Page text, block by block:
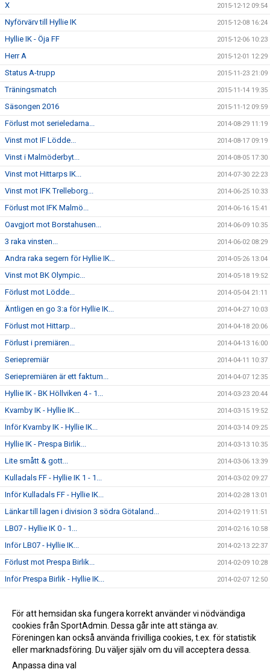
X 2015-12-12 09:54
Nyförvärv till Hyllie IK 2015-12-08 16:24
Hyllie IK - Öja FF 2015-12-06 10:23
Herr A 2015-12-01 12:29
Status A-trupp 2015-11-23 21:09
Träningsmatch 2015-11-14 19:35
Säsongen 2016 2015-11-12 09:59
Förlust mot serieledarna... 2014-08-29 11:19
Vinst mot IF Lödde... 2014-08-17 09:19
Vinst i Malmöderbyt... 2014-08-05 17:30
Vinst mot Hittarps IK... 2014-07-30 22:23
Vinst mot IFK Trelleborg... 2014-06-25 10:33
Förlust mot IFK Malmö... 2014-06-16 15:41
Oavgjort mot Borstahusen... 2014-06-09 10:35
3 raka vinsten... 2014-06-02 08:29
Andra raka segern för Hyllie IK… 2014-05-26 13:04
Vinst mot BK Olympic... 2014-05-18 19:52
Förlust mot Lödde... 2014-05-04 21:11
Äntligen en go 3:a för Hyllie IK... 2014-04-27 10:03
Förlust mot Hittarp... 2014-04-18 20:06
Förlust i premiären... 2014-04-13 16:00
Seriepremiär 2014-04-11 10:37
Seriepremiären är ett faktum... 2014-04-07 12:35
Hyllie IK - BK Höllviken 4 - 1... 2014-03-23 20:44
Kvarnby IK - Hyllie IK... 2014-03-15 19:52
Inför Kvarnby IK - Hyllie IK... 2014-03-14 09:25
Hyllie IK - Prespa Birlik... 2014-03-13 10:35
Lite smått & gott... 2014-03-06 13:39
Kulladals FF - Hyllie IK 1 - 1... 2014-03-02 09:27
Inför Kulladals FF - Hyllie IK... 2014-02-28 13:01
Länkar till lagen i division 3 södra Götaland... 2014-02-19 11:51
LB07 - Hyllie IK 0 - 1... 2014-02-16 10:58
Inför LB07 - Hyllie IK... 2014-02-13 22:37
Förlust mot Prespa Birlik... 2014-02-09 10:28
Inför Prespa Birlik - Hyllie IK... 2014-02-07 12:50
Saxat från blogg 1938 2014-01-20 09:51
Jesper Rendin klar för Hyllie iK... 2013-12-18 10:05
För att hemsidan ska fungera korrekt använder vi nödvändiga
cookies från SportAdmin. Dessa går inte att stänga av.
Föreningen kan också använda frivilliga cookies, t.ex. för statistik
eller marknadsföring. Du väljer själv om du vill acceptera dessa.
Anpassa dina val